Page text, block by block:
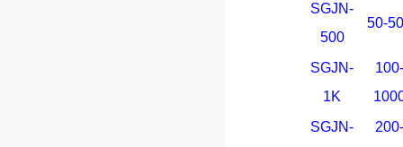
SGJN-
500
50-
SGJN-
1K
100-
SGJN-
200-